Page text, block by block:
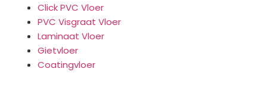
Click PVC Vloer
PVC Visgraat Vloer
Laminaat Vloer
Gietvloer
Coatingvloer